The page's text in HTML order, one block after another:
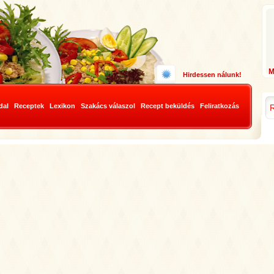
Hirdessen nálunk!
Receptek Lexikon Szakács válaszol Recept beküldés Feliratkozás